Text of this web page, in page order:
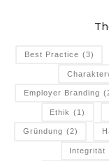
Best Practice (3)
Employer Branding
Ethik (1)
Gründung (2)
Integrität